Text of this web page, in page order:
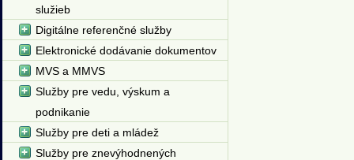
služieb
Digitálne referenčné služby
Elektronické dodávanie dokumentov
MVS a MMVS
Služby pre vedu, výskum a
podnikanie
Služby pre deti a mládež
Služby pre znevýhodnených